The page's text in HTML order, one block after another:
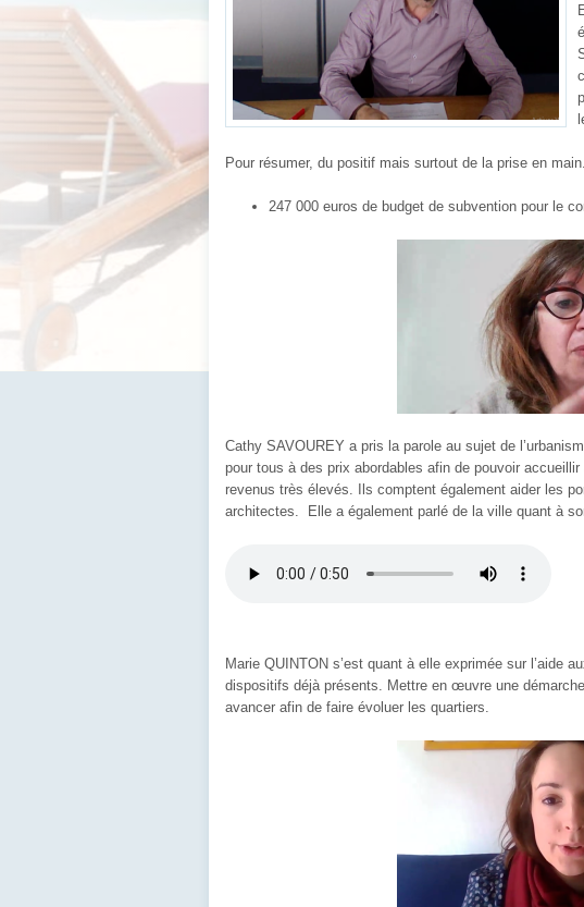
Pour résumer, du positif mais surtout de la prise en
247 000 euros de budget de subvention pour le
Cathy SAVOUREY a pris la parole au sujet de
pour tous à des prix abordables afin de pouvoir
revenus très élevés. Ils comptent également aider les
architectes. Elle a également parlé de la ville quant à
Marie QUINTON s’est quant à elle exprimée sur l’aide
dispositifs déjà présents. Mettre en œuvre une
avancer afin de faire évoluer les quartiers.